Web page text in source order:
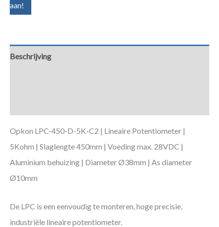
aan!
Beschrijving
Opkon LPC-450-D-5K-C2 | Lineaire Potentiometer |
5Kohm | Slaglengte 450mm | Voeding max. 28VDC |
Aluminium behuizing | Diameter Ø38mm | As diameter
Ø10mm
De LPC is een eenvoudig te monteren, hoge precisie,
industriële lineaire potentiometer.